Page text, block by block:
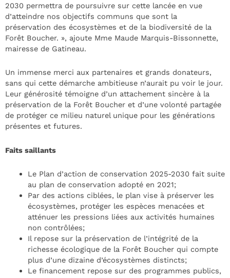
2030 permettra de poursuivre sur cette lancée en vue
d’atteindre nos objectifs communs que sont la
préservation des écosystèmes et de la biodiversité de la
Forêt Boucher. », ajoute Mme Maude Marquis-Bissonnette,
mairesse de Gatineau.
Un immense merci aux partenaires et grands donateurs,
sans qui cette démarche ambitieuse n’aurait pu voir le jour.
Leur générosité témoigne d’un attachement sincère à la
préservation de la Forêt Boucher et d’une volonté partagée
de protéger ce milieu naturel unique pour les générations
présentes et futures.
Faits saillants
Le Plan d’action de conservation 2025-2030 fait suite
au plan de conservation adopté en 2021;
Par des actions ciblées, le plan vise à préserver les
écosystèmes, protéger les espèces menacées et
atténuer les pressions liées aux activités humaines
non contrôlées;
Il repose sur la préservation de l’intégrité de la
richesse écologique de la Forêt Boucher qui compte
plus d’une dizaine d’écosystèmes distincts;
Le financement repose sur des programmes publics,